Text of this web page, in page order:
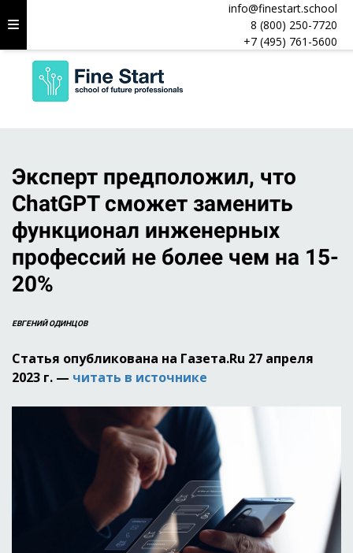
info@finestart.school
8 (800) 250-7720
+7 (495) 761-5600
Эксперт предположил, что
ChatGPT сможет заменить
функционал инженерных
профессий не более чем на 15-
20%
ЕВГЕНИЙ ОДИНЦОВ
Cтатья опубликована на Газета.Ru 27 апреля
2023 г. — читать в источнике